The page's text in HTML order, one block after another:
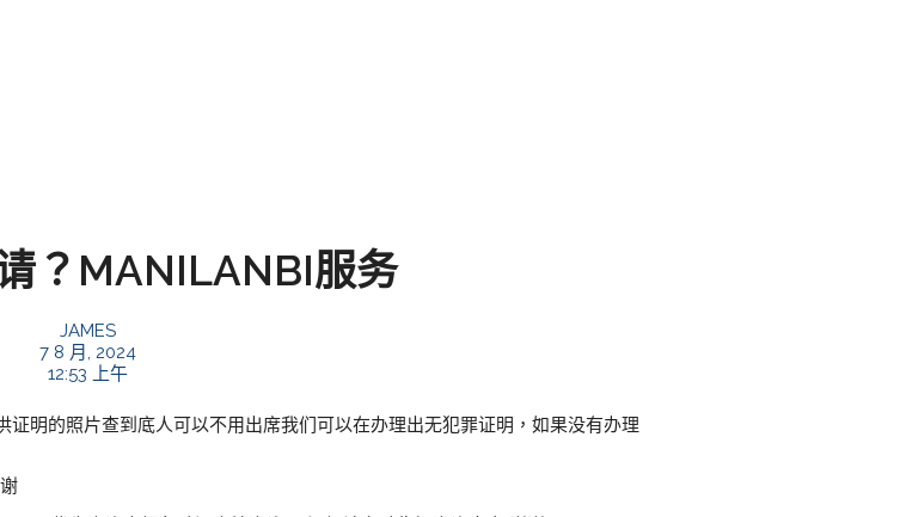
？MANILANBI服务
JAMES
7 8 月, 2024
12:53 上午
明的照片查到底人可以不用出席我们可以在办理出无犯罪证明，如果没有办理